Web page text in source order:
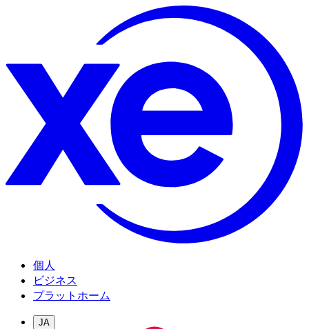
個人
ビジネス
プラットホーム
JA